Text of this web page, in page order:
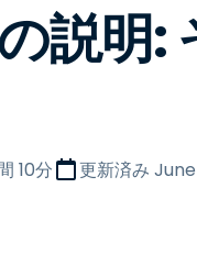
用できま
オプショ
す。
MSP
OEM
リモート学習
お問い合わせ
説明:
10分 更新済み